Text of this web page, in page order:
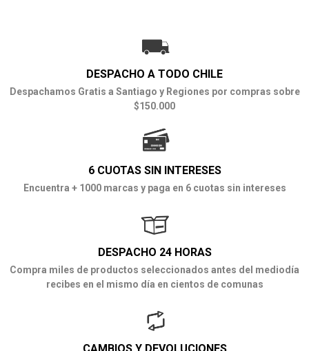
DESPACHO A TODO CHILE
Despachamos Gratis a Santiago y Regiones por compras sobre
$150.000
6 CUOTAS SIN INTERESES
Encuentra + 1000 marcas y paga en 6 cuotas sin intereses
DESPACHO 24 HORAS
Compra miles de productos seleccionados antes del mediodía
recibes en el mismo día en cientos de comunas